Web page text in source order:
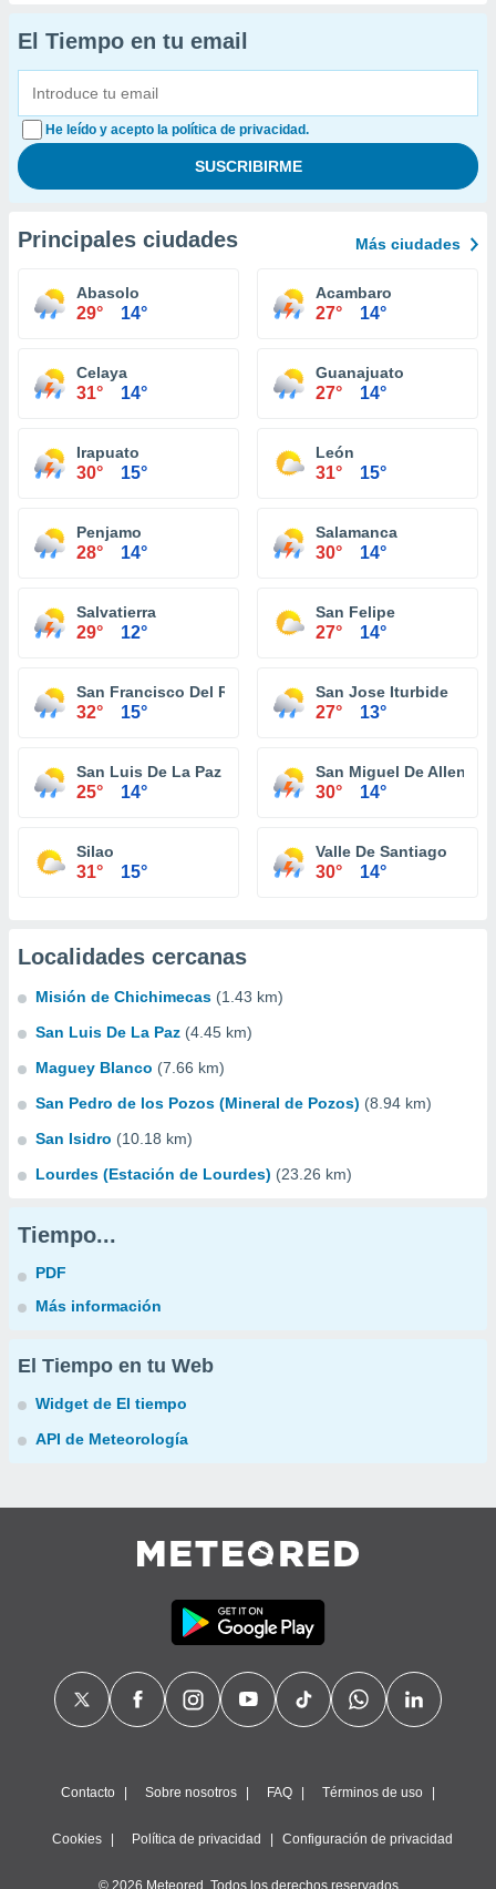
El Tiempo en tu email
He leído y acepto la política de privacidad.
Principales ciudades Más ciudades
Abasolo
29° 14°
Acambaro
27° 14°
Celaya
31° 14°
Guanajuato
27° 14°
Irapuato
30° 15°
León
31° 15°
Penjamo
28° 14°
Salamanca
30° 14°
Salvatierra
29° 12°
San Felipe
27° 14°
San Francisco Del Rincon
32° 15°
San Jose Iturbide
27° 13°
San Luis De La Paz
25° 14°
San Miguel De Allende
30° 14°
Silao
31° 15°
Valle De Santiago
30° 14°
Localidades cercanas
Misión de Chichimecas (1.43 km)
San Luis De La Paz (4.45 km)
Maguey Blanco (7.66 km)
San Pedro de los Pozos (Mineral de Pozos) (8.94 km)
San Isidro (10.18 km)
Lourdes (Estación de Lourdes) (23.26 km)
Tiempo...
PDF
Más información
El Tiempo en tu Web
Widget de El tiempo
API de Meteorología
Contacto Sobre nosotros FAQ Términos de uso
Cookies Política de privacidad Configuración de privacidad
© 2026 Meteored. Todos los derechos reservados